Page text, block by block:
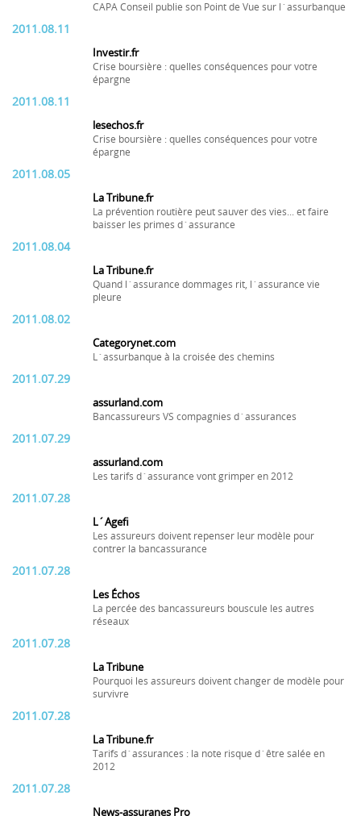
CAPA Conseil publie son Point de Vue sur l´assurbanque
2011.08.11
Investir.fr
Crise boursière : quelles conséquences pour votre
épargne
2011.08.11
lesechos.fr
Crise boursière : quelles conséquences pour votre
épargne
2011.08.05
La Tribune.fr
La prévention routière peut sauver des vies... et faire
baisser les primes d´assurance
2011.08.04
La Tribune.fr
Quand l´assurance dommages rit, l´assurance vie
pleure
2011.08.02
Categorynet.com
L´assurbanque à la croisée des chemins
2011.07.29
assurland.com
Bancassureurs VS compagnies d´assurances
2011.07.29
assurland.com
Les tarifs d´assurance vont grimper en 2012
2011.07.28
L´Agefi
Les assureurs doivent repenser leur modèle pour
contrer la bancassurance
2011.07.28
Les Échos
La percée des bancassureurs bouscule les autres
réseaux
2011.07.28
La Tribune
Pourquoi les assureurs doivent changer de modèle pour
survivre
2011.07.28
La Tribune.fr
Tarifs d´assurances : la note risque d´être salée en
2012
2011.07.28
News-assuranes Pro